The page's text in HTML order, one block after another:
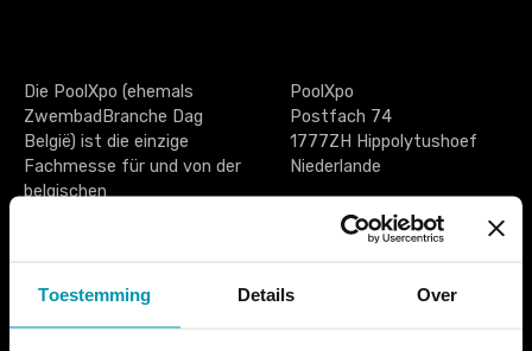
Toestemming Details Over
Die PoolXpo (ehemals
ZwembadBranche Dag
België) ist die einzige
Fachmesse für und von der
belgischen
Schwimmbadbranche tätig
PoolXpo
Postfach 74
1777ZH Hippolytushoef
Niederlande
Tel. +31 (0)227 593433
info@poolxpo.com